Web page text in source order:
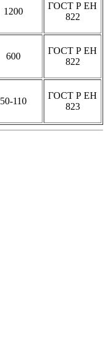
1200
ГОСТ Р ЕН
822
600
ГОСТ Р ЕН
822
50-110
ГОСТ Р ЕН
823